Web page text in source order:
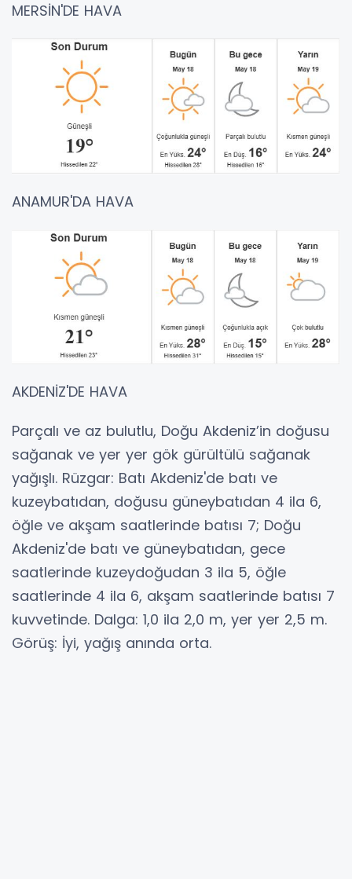
MERSİN'DE HAVA
ANAMUR'DA HAVA
AKDENİZ'DE HAVA
Parçalı ve az bulutlu, Doğu Akdeniz’in doğusu
sağanak ve yer yer gök gürültülü sağanak
yağışlı. Rüzgar: Batı Akdeniz'de batı ve
kuzeybatıdan, doğusu güneybatıdan 4 ila 6,
öğle ve akşam saatlerinde batısı 7; Doğu
Akdeniz'de batı ve güneybatıdan, gece
saatlerinde kuzeydoğudan 3 ila 5, öğle
saatlerinde 4 ila 6, akşam saatlerinde batısı 7
kuvvetinde. Dalga: 1,0 ila 2,0 m, yer yer 2,5 m.
Görüş: İyi, yağış anında orta.